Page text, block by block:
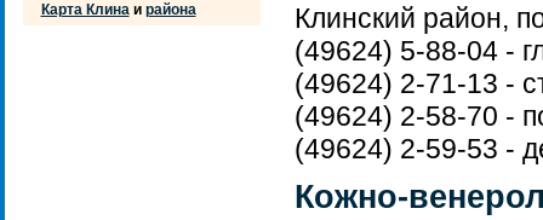
Карта Клинаи района
Клинский район,
(49624) 5-88-04 -
(49624) 2-71-13 -
(49624) 2-58-70 -
(49624) 2-59-53 -
Кожно-